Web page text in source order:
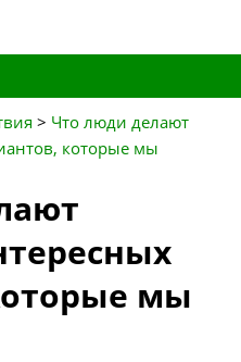
> Что люди делают
которые мы
мы